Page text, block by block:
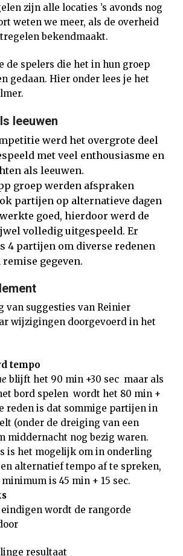
zijn alle locaties ’s avonds nog
weten we meer, als de overheid
bekendmaakt.
de spelers die het in hun groep
gedaan. Hier onder lees je het
leeuwen
werd het overgrote deel
met veel enthousiasme en
als leeuwen.
groep werden afspraken
partijen op alternatieve dagen
goed, hierdoor werd de
volledig uitgespeeld. Er
4 partijen om diverse redenen
gegeven.
van suggesties van Reinier
wijzigingen doorgevoerd in het
tempo
blijft het 90 min +30 sec maar als
bord spelen wordt het 80 min +
reden is dat sommige partijen in
(onder de dreiging van een
middernacht nog bezig waren.
is het mogelijk om in onderling
alternatief tempo af te spreken,
is 45 min + 15 sec.
wordt de rangorde
resultaat